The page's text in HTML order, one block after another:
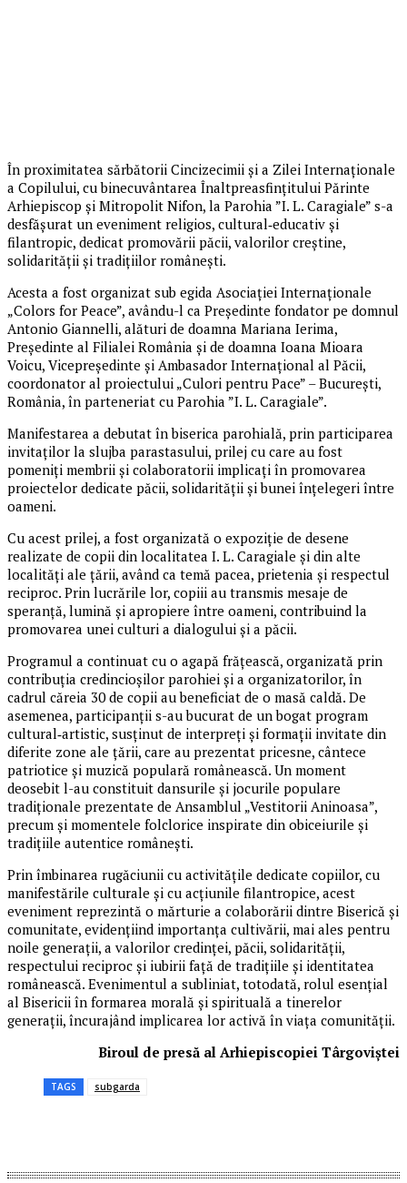
În proximitatea sărbătorii Cincizecimii și a Zilei Internaționale
a Copilului, cu binecuvântarea Înaltpreasfințitului Părinte
Arhiepiscop și Mitropolit Nifon, la Parohia ”I. L. Caragiale” s-a
desfășurat un eveniment religios, cultural‑educativ și
filantropic, dedicat promovării păcii, valorilor creștine,
solidarității și tradițiilor românești.
Acesta a fost organizat sub egida Asociației Internaționale
„Colors for Peace”, avându-l ca Președinte fondator pe domnul
Antonio Giannelli, alături de doamna Mariana Ierima,
Președinte al Filialei România și de doamna Ioana Mioara
Voicu, Vicepreședinte și Ambasador Internațional al Păcii,
coordonator al proiectului „Culori pentru Pace” – București,
România, în parteneriat cu Parohia ”I. L. Caragiale”.
Manifestarea a debutat în biserica parohială, prin participarea
invitaților la slujba parastasului, prilej cu care au fost
pomeniți membrii și colaboratorii implicați în promovarea
proiectelor dedicate păcii, solidarității și bunei înțelegeri între
oameni.
Cu acest prilej, a fost organizată o expoziție de desene
realizate de copii din localitatea I. L. Caragiale și din alte
localități ale țării, având ca temă pacea, prietenia și respectul
reciproc. Prin lucrările lor, copiii au transmis mesaje de
speranță, lumină și apropiere între oameni, contribuind la
promovarea unei culturi a dialogului și a păcii.
Programul a continuat cu o agapă frățească, organizată prin
contribuția credincioșilor parohiei și a organizatorilor, în
cadrul căreia 30 de copii au beneficiat de o masă caldă. De
asemenea, participanții s-au bucurat de un bogat program
cultural‑artistic, susținut de interpreți și formații invitate din
diferite zone ale țării, care au prezentat pricesne, cântece
patriotice și muzică populară românească. Un moment
deosebit l-au constituit dansurile și jocurile populare
tradiționale prezentate de Ansamblul „Vestitorii Aninoasa”,
precum și momentele folclorice inspirate din obiceiurile și
tradițiile autentice românești.
Prin îmbinarea rugăciunii cu activitățile dedicate copiilor, cu
manifestările culturale și cu acțiunile filantropice, acest
eveniment reprezintă o mărturie a colaborării dintre Biserică și
comunitate, evidențiind importanța cultivării, mai ales pentru
noile generații, a valorilor credinței, păcii, solidarității,
respectului reciproc și iubirii față de tradițiile și identitatea
românească. Evenimentul a subliniat, totodată, rolul esențial
al Bisericii în formarea morală și spirituală a tinerelor
generații, încurajând implicarea lor activă în viața comunității.
Biroul de presă al Arhiepiscopiei Târgoviștei
TAGS subgarda